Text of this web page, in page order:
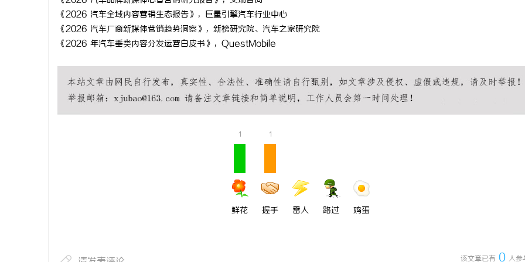
《2026 汽车全域内容营销生态报告》，巨量引擎汽车行业中心
《2026 汽车厂商新媒体营销趋势洞察》，新榜研究院、汽车之家研究院
《2026 年汽车垂类内容分发运营白皮书》，QuestMobile
1
鲜花
1
握手 雷人 路过 鸡蛋
该文章已有 0 人参